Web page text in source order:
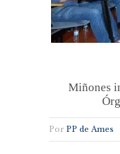
Miñones
Por PP de Ames